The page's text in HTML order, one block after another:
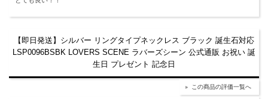
【即日発送】シルバー リングタイプネックレス ブラック 誕生石対応
LSP0096BSBK LOVERS SCENE ラバーズシーン 公式通販 お祝い 誕
生日 プレゼント 記念日
この商品の評価一覧へ